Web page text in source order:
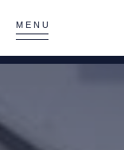
MENU